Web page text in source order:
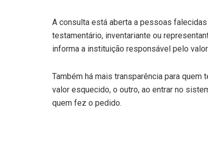
A consulta está aberta a pessoas
testamentário, inventariante ou
informa a instituição responsável pelo
Também há mais transparência para
valor esquecido, o outro, ao entrar no
quem fez o pedido.